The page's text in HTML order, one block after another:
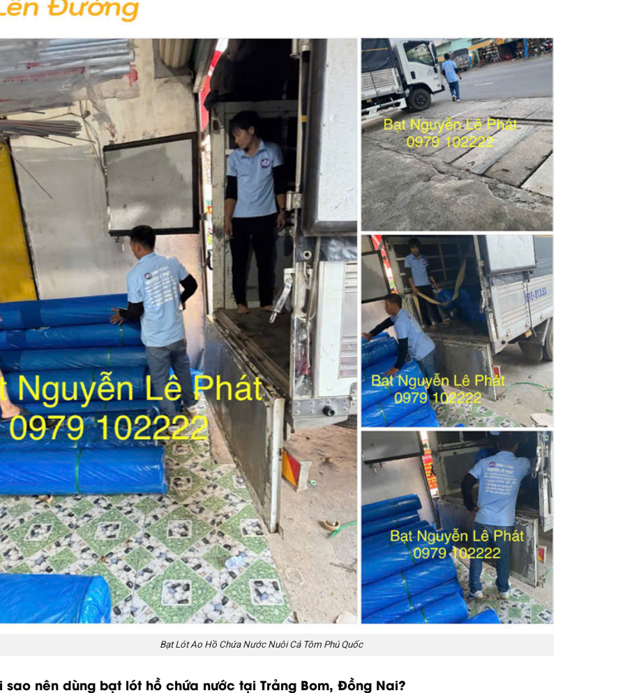
Bạt Lót Ao Hồ Chứa Nước Nuôi Cá Tôm Phú Quốc
sao nên dùng bạt lót hồ chứa nước tại Trảng Bom, Đồng Nai?